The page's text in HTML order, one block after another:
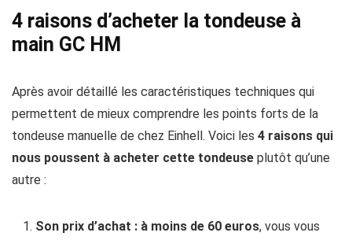
4 raisons d’acheter la tondeuse à
main GC HM
Après avoir détaillé les caractéristiques techniques qui
permettent de mieux comprendre les points forts de la
tondeuse manuelle de chez Einhell. Voici les 4 raisons qui
nous poussent à acheter cette tondeuse plutôt qu’une
autre :
Son prix d’achat : à moins de 60 euros, vous vous